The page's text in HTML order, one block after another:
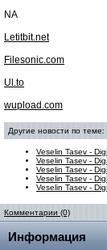
NA
Letitbit.net
Filesonic.com
Ul.to
wupload.com
Другие новости по теме:
Veselin Tasev -
Veselin Tasev -
Veselin Tasev -
Veselin Tasev -
Veselin Tasev -
Комментарии (0)
Информация